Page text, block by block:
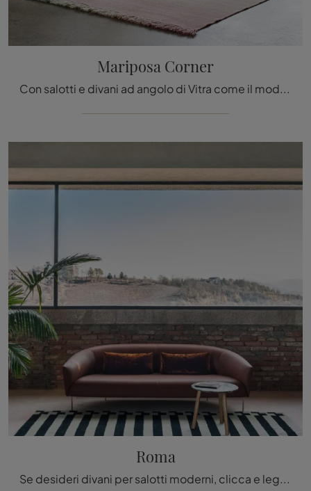
Mariposa Corner
Con salotti e divani ad angolo di Vitra come il modello Mariposa Corner in tessuto, potrai ultimare il tuo concept d'arredo.
Roma
Se desideri divani per salotti moderni, clicca e leggi di più sul modello Roma in pelle dell'azienda Tacchini.